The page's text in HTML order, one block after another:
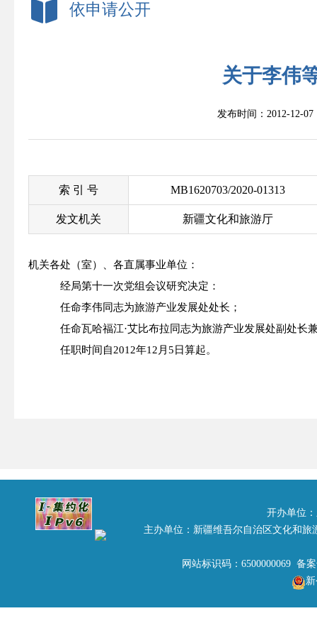
依申请公开
关于李伟
发布时间：2012-12-
索 引 号 MB1620703/2020-01313
发文机关 新疆文化和旅游厅
机关各处（室）、各直属事业单位：
经局第十一次党组会议研究决定：
任命李伟同志为旅游产业发展处处长；
任命瓦哈福江·艾比布拉同志为旅游产业发展处副处长
任职时间自2012年12月5日算起。
开办单位
主办单位：新疆维吾尔自治区文化和
网站标识码：6500000069 备